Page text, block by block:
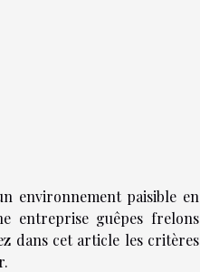
environnement paisible en
entreprise guêpes frelons
dans cet article les critères